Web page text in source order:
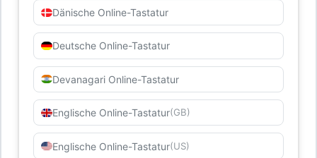
Dänische Online-Tastatur
Deutsche Online-Tastatur
Devanagari Online-Tastatur
Englische Online-Tastatur(GB)
Englische Online-Tastatur(US)